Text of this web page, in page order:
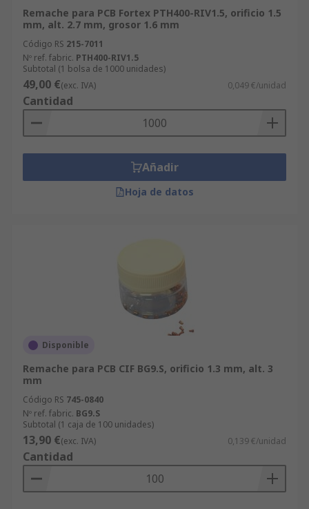
Remache para PCB Fortex PTH400-RIV1.5, orificio 1.5
mm, alt. 2.7 mm, grosor 1.6 mm
Código RS 215-7011
Nº ref. fabric. PTH400-RIV1.5
Subtotal (1 bolsa de 1000 unidades)
49,00 €(exc. IVA) 0,049 €/unidad
Cantidad
Añadir
Hoja de datos
Disponible
Remache para PCB CIF BG9.S, orificio 1.3 mm, alt. 3
mm
Código RS 745-0840
Nº ref. fabric. BG9.S
Subtotal (1 caja de 100 unidades)
13,90 €(exc. IVA) 0,139 €/unidad
Cantidad